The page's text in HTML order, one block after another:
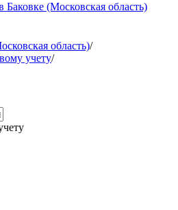
Баковке (Московская область)
область)/
учету/